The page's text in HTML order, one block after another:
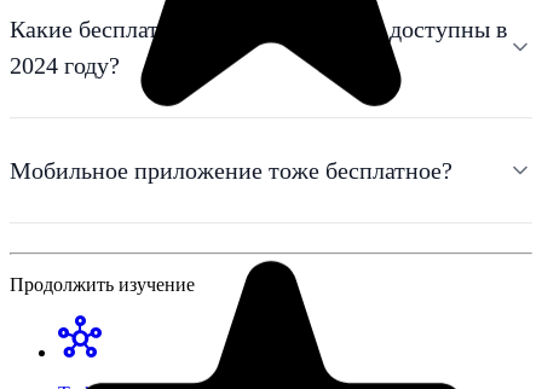
Какие бесплатные менеджеры задач доступны в
2024 году?
Мобильное приложение тоже бесплатное?
Продолжить изучение
hub